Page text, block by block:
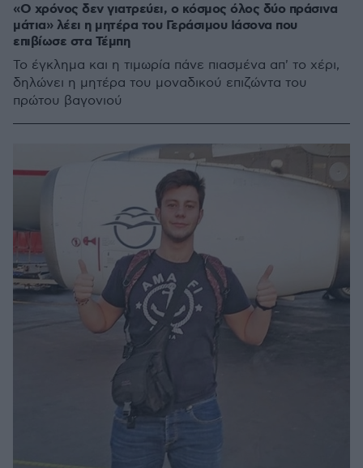
«Ο χρόνος δεν γιατρεύει, ο κόσμος όλος δύο πράσινα
μάτια» λέει η μητέρα του Γεράσιμου Ιάσονα που
επιβίωσε στα Τέμπη
Το έγκλημα και η τιμωρία πάνε πιασμένα απ' το χέρι,
δηλώνει η μητέρα του μοναδικού επιζώντα του
πρώτου βαγονιού